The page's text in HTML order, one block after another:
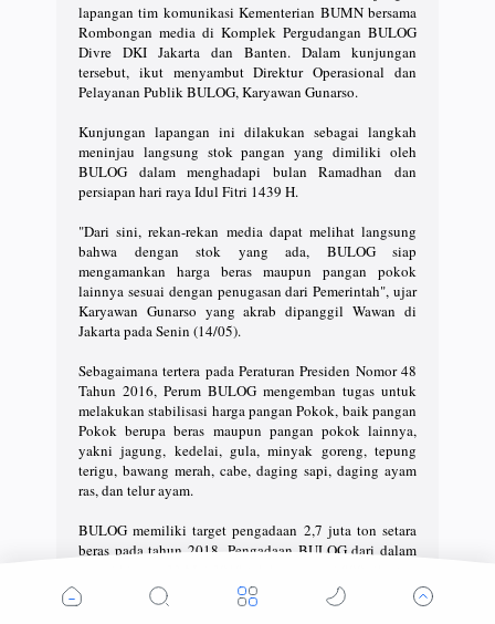
lapangan tim komunikasi Kementerian BUMN bersama
Rombongan media di Komplek Pergudangan BULOG
Divre DKI Jakarta dan Banten. Dalam kunjungan
tersebut, ikut menyambut Direktur Operasional dan
Pelayanan Publik BULOG, Karyawan Gunarso.
Kunjungan lapangan ini dilakukan sebagai langkah
meninjau langsung stok pangan yang dimiliki oleh
BULOG dalam menghadapi bulan Ramadhan dan
persiapan hari raya Idul Fitri 1439 H.
"Dari sini, rekan-rekan media dapat melihat langsung
bahwa dengan stok yang ada, BULOG siap
mengamankan harga beras maupun pangan pokok
lainnya sesuai dengan penugasan dari Pemerintah", ujar
Karyawan Gunarso yang akrab dipanggil Wawan di
Jakarta pada Senin (14/05).
Sebagaimana tertera pada Peraturan Presiden Nomor 48
Tahun 2016, Perum BULOG mengemban tugas untuk
melakukan stabilisasi harga pangan Pokok, baik pangan
Pokok berupa beras maupun pangan pokok lainnya,
yakni jagung, kedelai, gula, minyak goreng, tepung
terigu, bawang merah, cabe, daging sapi, daging ayam
ras, dan telur ayam.
BULOG memiliki target pengadaan 2,7 juta ton setara
beras pada tahun 2018. Pengadaan BULOG dari dalam
setara beras, sedangkan realisasi impor beras telah
mencapai 633 ribu ton. Adapun stok beras yang dimiliki